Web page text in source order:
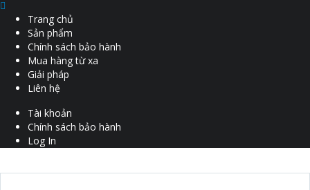
Trang chủ
Sản phẩm
Chính sách bảo hành
Mua hàng từ xa
Giải pháp
Liên hệ
Tài khoản
Chính sách bảo hành
Log In